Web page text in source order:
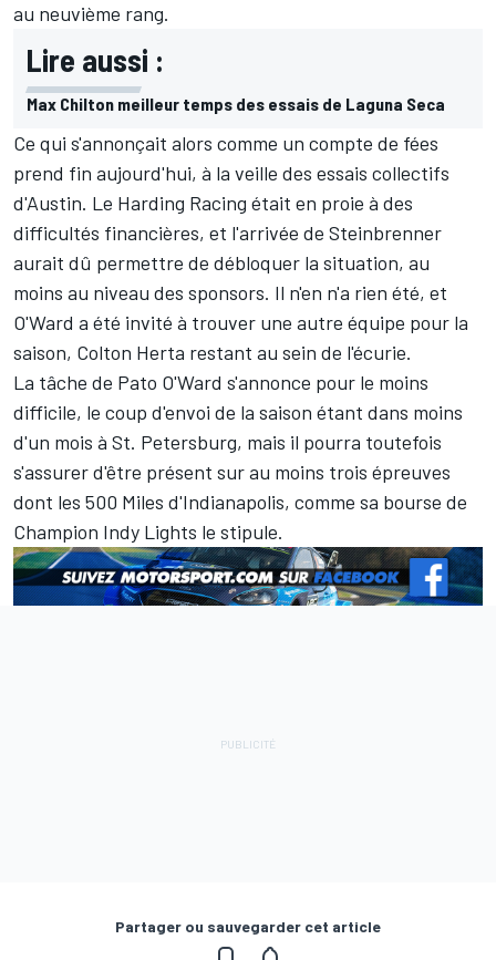
au neuvième rang.
Lire aussi :
Max Chilton meilleur temps des essais de Laguna Seca
Ce qui s'annonçait alors comme un compte de fées
prend fin aujourd'hui, à la veille des essais collectifs
d'Austin. Le Harding Racing était en proie à des
difficultés financières, et l'arrivée de Steinbrenner
aurait dû permettre de débloquer la situation, au
moins au niveau des sponsors. Il n'en n'a rien été, et
O'Ward a été invité à trouver une autre équipe pour la
saison, Colton Herta restant au sein de l'écurie.
La tâche de Pato O'Ward s'annonce pour le moins
difficile, le coup d'envoi de la saison étant dans moins
d'un mois à St. Petersburg, mais il pourra toutefois
s'assurer d'être présent sur au moins trois épreuves
dont les 500 Miles d'Indianapolis, comme sa bourse de
Champion Indy Lights le stipule.
Partager ou sauvegarder cet article